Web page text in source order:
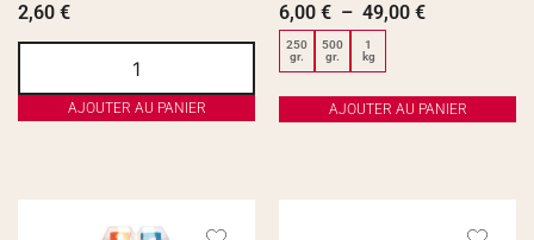
2,60 €
AJOUTER AU PANIER
6,00 € – 49,00 €
250
gr.
500
gr.
1
kg
AJOUTER AU PANIER